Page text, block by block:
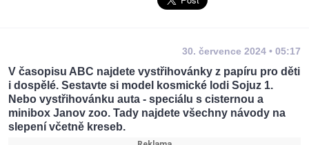
30. července 2024 • 05:17
V časopisu ABC najdete vystřihovánky z papíru pro děti
i dospělé. Sestavte si model kosmické lodi Sojuz 1.
Nebo vystřihovánku auta - speciálu s cisternou a
minibox Janov zoo. Tady najdete všechny návody na
slepení včetně kreseb.